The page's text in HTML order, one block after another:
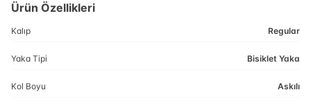
Ürün Özellikleri
Kalıp Regular
Yaka Tipi Bisiklet Yaka
Kol Boyu Askılı